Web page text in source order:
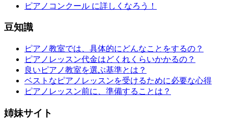
ピアノコンクール に詳しくなろう！
豆知識
ピアノ教室では、具体的にどんなことをするの？
ピアノレッスン代金はどくれくらいかかるの？
良いピアノ教室を選ぶ基準とは？
ベストなピアノレッスンを受けるために必要な心得
ピアノレッスン前に、準備することは？
姉妹サイト